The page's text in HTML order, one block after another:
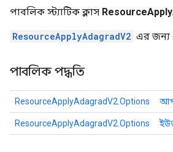
পাবলিক স্ট্যাটিক ক্লাস
ResourceApplyAdagradV2 এর জন্য
পাবলিক পদ্ধতি
ResourceApplyAdagradV2.Options
ResourceApplyAdagradV2.Options